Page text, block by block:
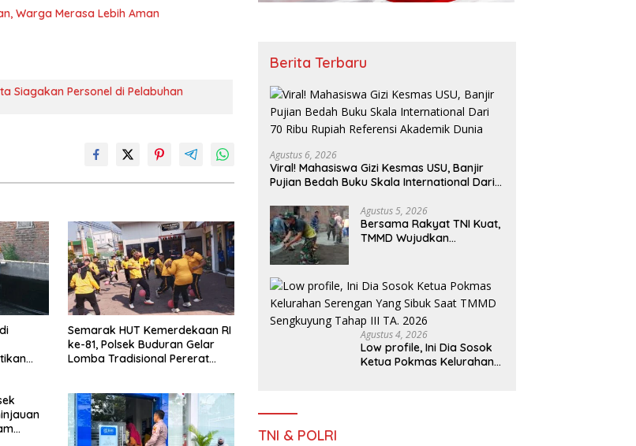
Warga Merasa Lebih Aman
Siagakan Personel di Pelabuhan
Semarak HUT Kemerdekaan RI
ke-81, Polsek Buduran Gelar
Lomba Tradisional Pererat
Berita Terbaru
Agustus 6, 2026
Viral! Mahasiswa Gizi Kesmas USU, Banjir
Pujian Bedah Buku Skala International Dari
Agustus 5, 2026
Bersama Rakyat TNI Kuat,
TMMD Wujudkan
Ketahanan Nasional di
Daerah.
Agustus 4, 2026
Low profile, Ini Dia Sosok
Ketua Pokmas Kelurahan
TNI & POLRI